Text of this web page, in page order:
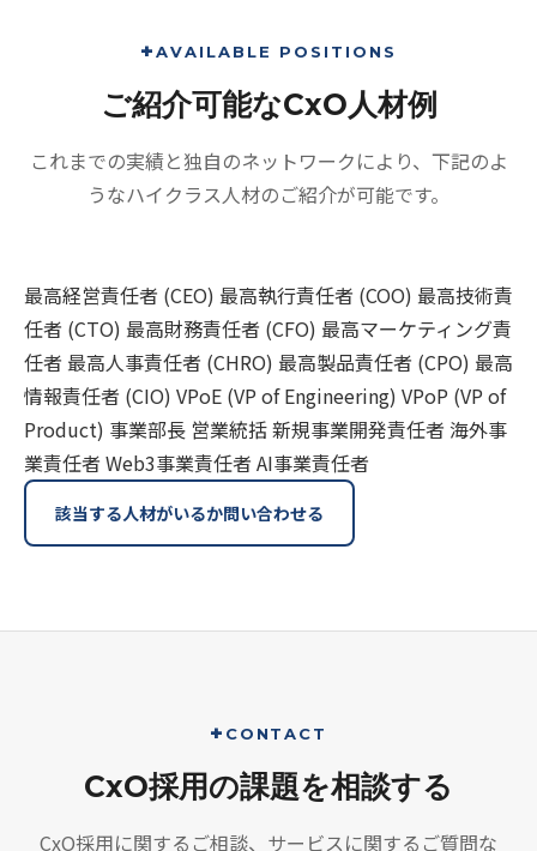
AVAILABLE POSITIONS
ご紹介可能なCxO人材例
これまでの実績と独自のネットワークにより、下記のよ
うなハイクラス人材のご紹介が可能です。
最高経営責任者 (CEO) 最高執行責任者 (COO) 最高技術責
任者 (CTO) 最高財務責任者 (CFO) 最高マーケティング責
任者 最高人事責任者 (CHRO) 最高製品責任者 (CPO) 最高
情報責任者 (CIO) VPoE (VP of Engineering) VPoP (VP of
Product) 事業部長 営業統括新規事業開発責任者 海外事
業責任者 Web3事業責任者 AI事業責任者
該当する人材がいるか問い合わせる
CONTACT
CxO採用の課題を相談する
CxO採用に関するご相談、サービスに関するご質問な